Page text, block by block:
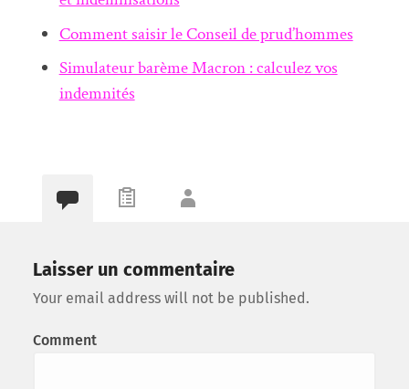
Comment saisir le Conseil de prud’hommes
Simulateur barème Macron : calculez vos
indemnités
Laisser un commentaire
Your email address will not be published.
Comment